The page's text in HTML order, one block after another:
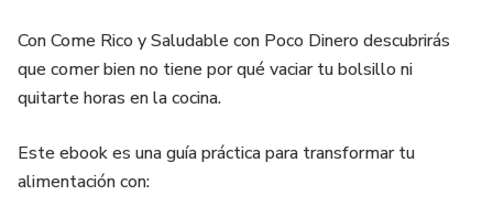
Con Come Rico y Saludable con Poco Dinero descubrirás
que comer bien no tiene por qué vaciar tu bolsillo ni
quitarte horas en la cocina.
Este ebook es una guía práctica para transformar tu
alimentación con: